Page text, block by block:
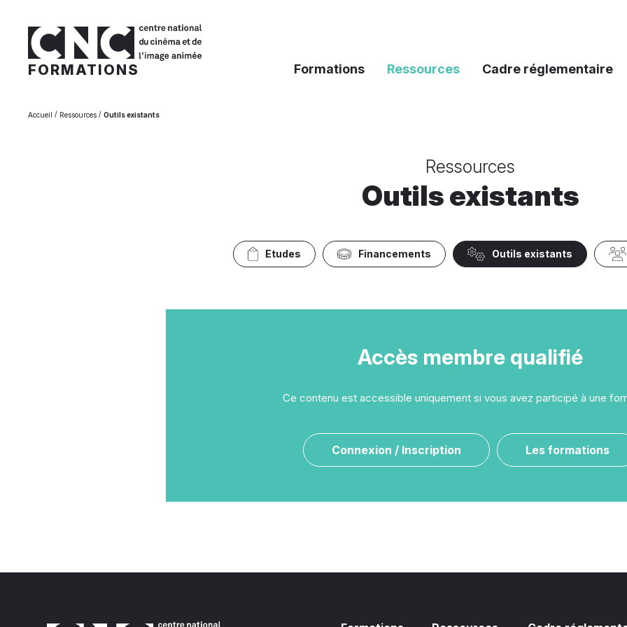
FORMATIONS Formations Ressources Cadre réglementaire
Accueil / Ressources / Outils existants
Ressources
Outils existants
Etudes Financements Outils existants
Accès membre qualifié
Ce contenu est accessible uniquement si vous avez participé à une
Connexion / Inscription Les formations